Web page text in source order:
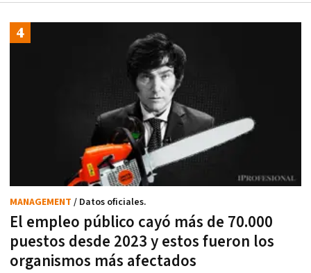
El empleo público cayó más de 70.000
puestos desde 2023 y estos fueron los
organismos más afectados
MANAGEMENT / Datos oficiales.